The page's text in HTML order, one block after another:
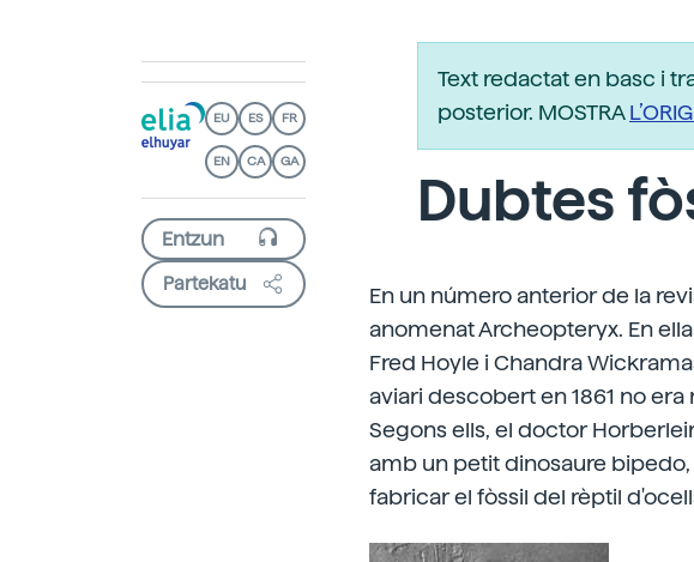
EU ES FR
EN CA GA
Partekatu
Text redactat en basc i
posterior. MOSTRA
Dubtes
En un número anterior de la
anomenat Archeopteryx. En
Fred Hoyle i Chandra
aviari descobert en 1861 no
Segons ells, el doctor
amb un petit dinosaure
fabricar el fòssil del rèptil